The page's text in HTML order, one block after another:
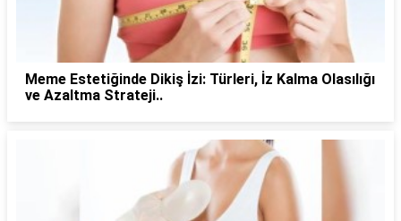
Meme Estetiğinde Dikiş İzi: Türleri, İz Kalma Olasılığı
ve Azaltma Strateji..